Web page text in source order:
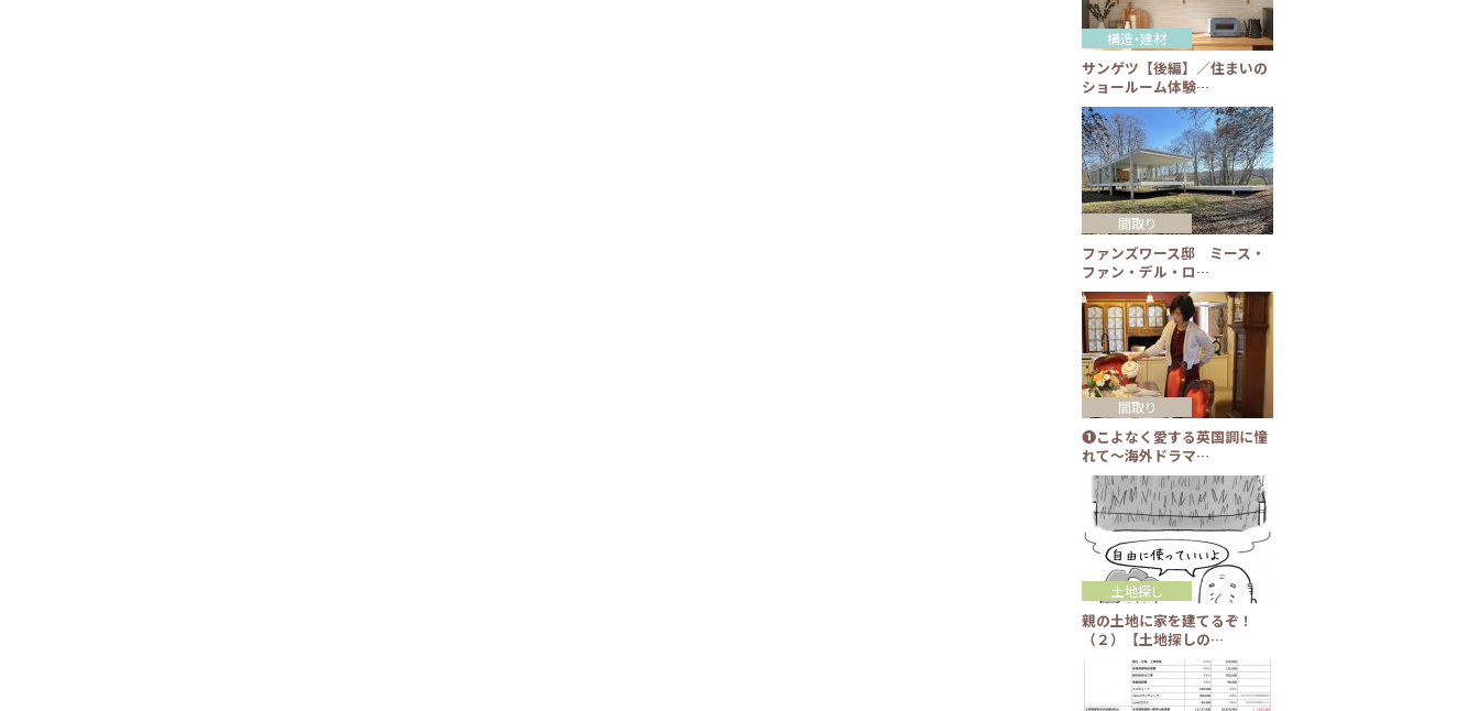
サンゲツ【後編】／住まいの
ショールーム体験…
構造・建材
ファンズワース邸 ミース・
ファン・デル・ロ…
間取り
❶こよなく愛する英国調に憧
れて～海外ドラマ…
間取り
親の土地に家を建てるぞ！
（２）【土地探しの…
土地探し